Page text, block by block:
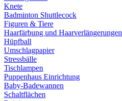
Knete
Badminton Shuttlecock
Figuren & Tiere
Haarfärbung und Haarverlängerungen
Hüpfball
Umschlagpapier
Stressbälle
Tischlampen
Puppenhaus Einrichtung
Baby-Badewannen
Schaltflächen